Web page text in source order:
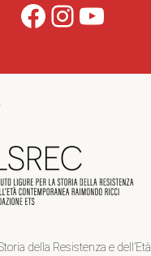
Facebook InstagramYouTube
della Resistenza e dell’Età